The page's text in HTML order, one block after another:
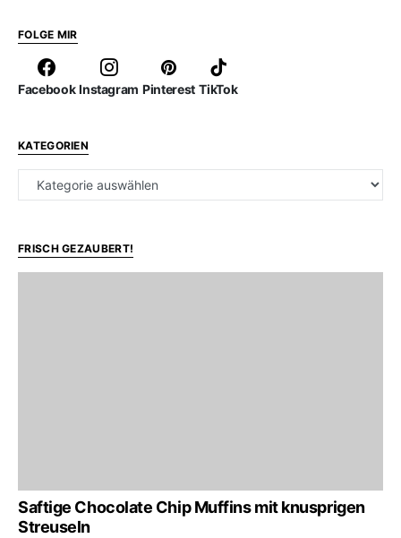
FOLGE MIR
Facebook Instagram Pinterest TikTok
KATEGORIEN
Kategorien
FRISCH GEZAUBERT!
Saftige Chocolate Chip Muffins mit knusprigen
Streuseln